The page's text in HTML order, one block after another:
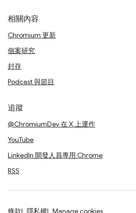
相關內容
Chromium 更新
個案研究
封存
Podcast 與節目
追蹤
@ChromiumDev 在 X 上運作
YouTube
LinkedIn 開發人員專用 Chrome
RSS
條款 隱私權 Manage cookies